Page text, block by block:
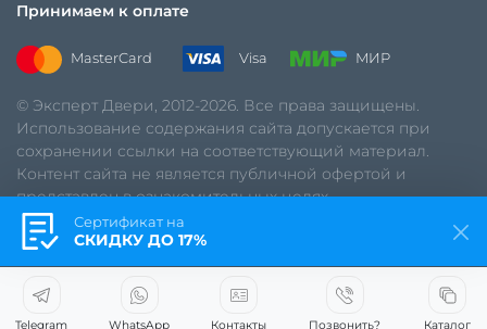
Принимаем к оплате
MasterCard Visa МИР
© Эксперт Двери, 2012-2026. Все права защищены.
Использование содержания сайта допускается при
сохранении ссылки на соответствующий материал.
Контент сайта не является публичной офертой и
представлен в ознакомительных целях.
Политика обработки данных
Сертификат на
СКИДКУ ДО 17%
Telegram WhatsApp Контакты Позвонить? Каталог